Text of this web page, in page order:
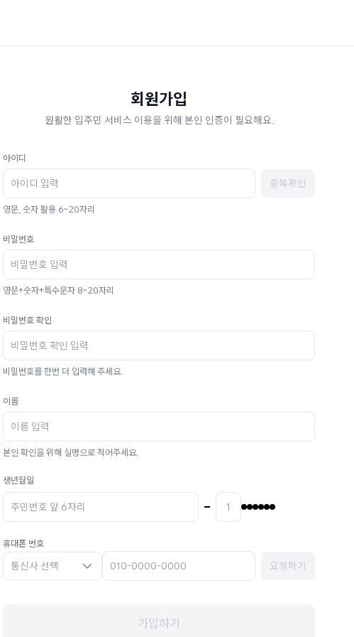
회원가입
원활한 입주민 서비스 이용을 위해 본인 인증이 필요해요.
아이디
중복확인
영문, 숫자 활용 6~20자리
비밀번호
영문+숫자+특수문자 8~20자리
비밀번호 확인
비밀번호를 한번 더 입력해 주세요.
이름
본인 확인을 위해 실명으로 적어주세요.
생년월일
휴대폰 번호
통신사 선택 요청하기
가입하기